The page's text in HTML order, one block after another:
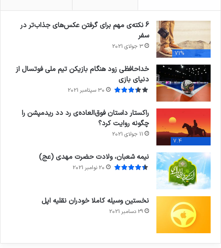
71%
6 نکته‌ی مهم برای گرفتن عکس‌های جذاب‌تر در
سفر
3 جولای 2021
خداحافظی زود هنگام بازیکن تیم ملی فوتسال از
دنیای بازی
30 سپتامبر 2021
7.4
راکستار داستان فوق‌العاده‌ی رد دد ریدمپشن را
چگونه روایت کرد؟
11 جولای 2021
نیمه شعبان، ولادت حضرت مهدی (عج)
20 نوامبر 2021
نخستین وسیله کاملا خودران نقلیه اپل
29 دسامبر 2021